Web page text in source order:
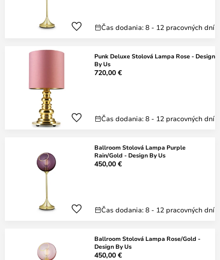
Čas dodania: 8 - 12 pracovných dní
Punk Deluxe Stolová Lampa Rose - Design
By Us
720,00 €
Čas dodania: 8 - 12 pracovných dní
Ballroom Stolová Lampa Purple
Rain/Gold - Design By Us
450,00 €
Čas dodania: 8 - 12 pracovných dní
Ballroom Stolová Lampa Rose/Gold -
Design By Us
450,00 €